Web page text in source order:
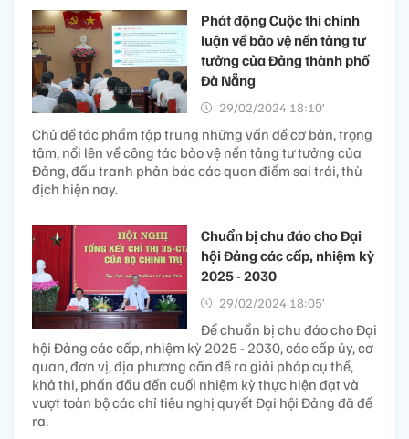
Phát động Cuộc thi chính
luận về bảo vệ nền tảng tư
tưởng của Đảng thành phố
Đà Nẵng
29/02/2024 18:10’
Chủ đề tác phẩm tập trung những vấn đề cơ bản, trọng
tâm, nổi lên về công tác bảo vệ nền tảng tư tưởng của
Đảng, đấu tranh phản bác các quan điểm sai trái, thù
địch hiện nay.
Chuẩn bị chu đáo cho Đại
hội Đảng các cấp, nhiệm kỳ
2025 - 2030
29/02/2024 18:05’
Để chuẩn bị chu đáo cho Đại
hội Đảng các cấp, nhiệm kỳ 2025 - 2030, các cấp ủy, cơ
quan, đơn vị, địa phương cần đề ra giải pháp cụ thể,
khả thi, phấn đấu đến cuối nhiệm kỳ thực hiện đạt và
vượt toàn bộ các chỉ tiêu nghị quyết Đại hội Đảng đã đề
ra.